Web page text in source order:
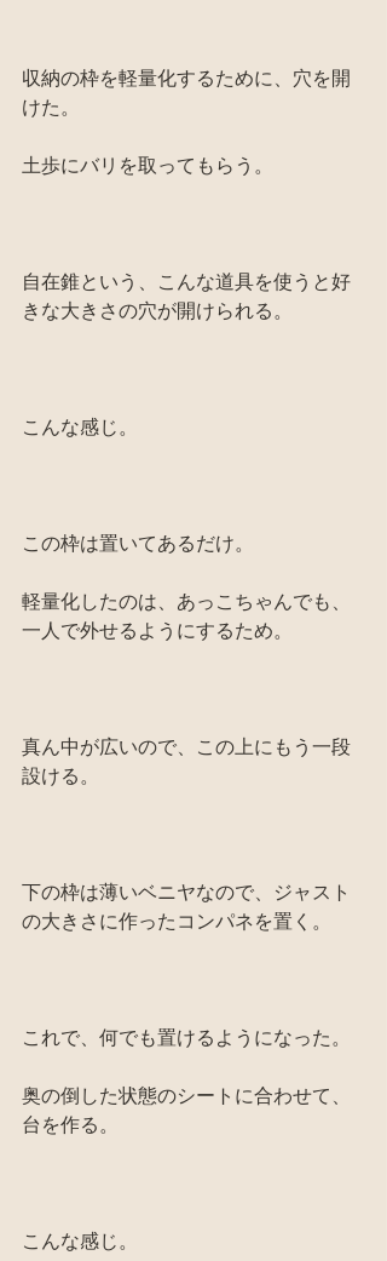
収納の枠を軽量化するために、穴を開
けた。
土歩にバリを取ってもらう。
自在錐という、こんな道具を使うと好
きな大きさの穴が開けられる。
こんな感じ。
この枠は置いてあるだけ。
軽量化したのは、あっこちゃんでも、
一人で外せるようにするため。
真ん中が広いので、この上にもう一段
設ける。
下の枠は薄いベニヤなので、ジャスト
の大きさに作ったコンパネを置く。
これで、何でも置けるようになった。
奥の倒した状態のシートに合わせて、
台を作る。
こんな感じ。